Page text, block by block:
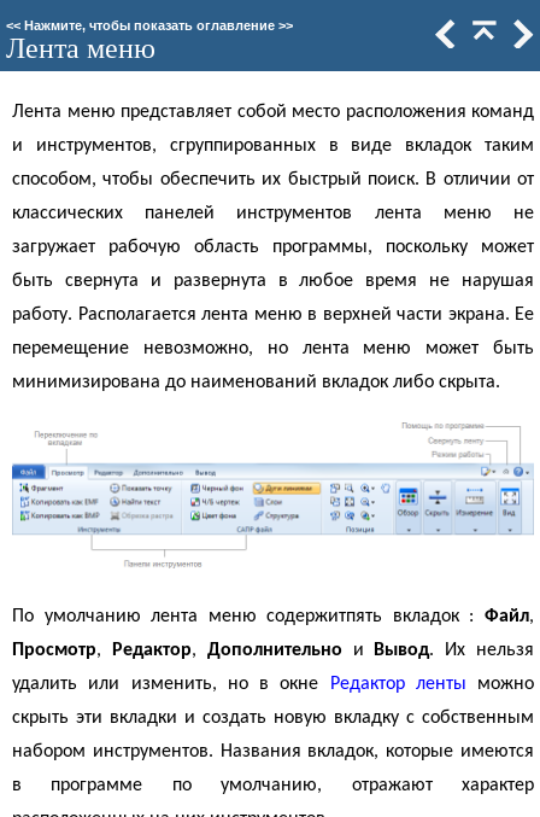
<< Нажмите, чтобы показать оглавление >>
Лента меню
Лента меню представляет собой место расположения команд
и инструментов, сгруппированных в виде вкладок таким
способом, чтобы обеспечить их быстрый поиск. В отличии от
классических панелей инструментов лента меню не
загружает рабочую область программы, поскольку может
быть свернута и развернута в любое время не нарушая
работу. Располагается лента меню в верхней части экрана. Ее
перемещение невозможно, но лента меню может быть
минимизирована до наименований вкладок либо скрыта.
По умолчанию лента меню содержитпять вкладок :Файл,
Просмотр, Редактор, Дополнительно и Вывод. Их нельзя
удалить или изменить, но в окне
Редактор ленты можно
скрыть эти вкладки и создать новую вкладку с собственным
набором инструментов. Названия вкладок, которые имеются
в программе по умолчанию, отражают характер